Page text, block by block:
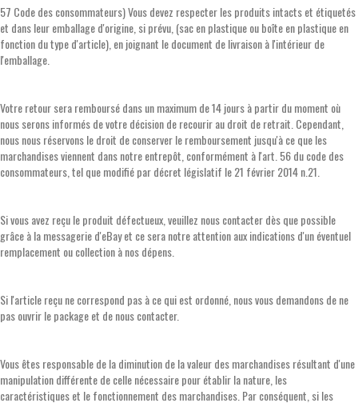
57 Code des consommateurs) Vous devez respecter les produits intacts et étiquetés
et dans leur emballage d'origine, si prévu, (sac en plastique ou boîte en plastique en
fonction du type d'article), en joignant le document de livraison à l'intérieur de
l'emballage.
Votre retour sera remboursé dans un maximum de 14 jours à partir du moment où
nous serons informés de votre décision de recourir au droit de retrait. Cependant,
nous nous réservons le droit de conserver le remboursement jusqu'à ce que les
marchandises viennent dans notre entrepôt, conformément à l'art. 56 du code des
consommateurs, tel que modifié par décret législatif le 21 février 2014 n.21.
Si vous avez reçu le produit défectueux, veuillez nous contacter dès que possible
grâce à la messagerie d'eBay et ce sera notre attention aux indications d'un éventuel
remplacement ou collection à nos dépens.
Si l'article reçu ne correspond pas à ce qui est ordonné, nous vous demandons de ne
pas ouvrir le package et de nous contacter.
Vous êtes responsable de la diminution de la valeur des marchandises résultant d'une
manipulation différente de celle nécessaire pour établir la nature, les
caractéristiques et le fonctionnement des marchandises. Par conséquent, si les